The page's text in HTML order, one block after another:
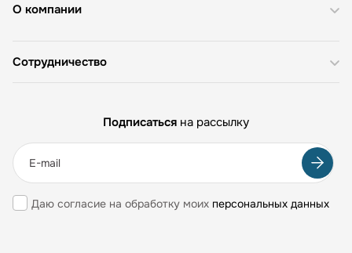
О компании
Сотрудничество
Подписаться на рассылку
Даю согласие на обработку моих персональных данных